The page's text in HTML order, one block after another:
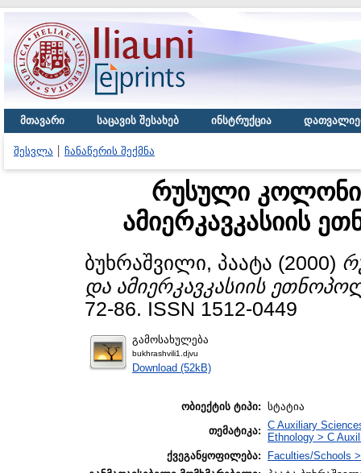
მთავარი საცავის შესახებ ინსტრუქცია
შესვლა ჩანაწერის შექმნა
რუსული
ამიერკავკასიის
ბუხრაშვილი, პაატა (2000)
და ამიერკავკასიის
72-86. ISSN 1512-0449
გამოსახულება
bukhrashvili1.djvu
Download (52kB)
ობიექტის ტიპი: სტატია
თემატიკა: C Auxiliary
Ethnology > C
ქვეგანყოფილება:
Faculties/Schools